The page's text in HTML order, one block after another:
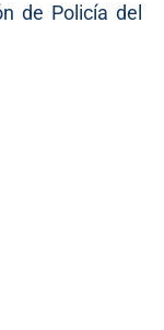
de Policía del